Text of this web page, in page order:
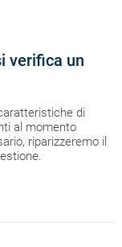
verifica un
di
al momento
riparizzeremo il